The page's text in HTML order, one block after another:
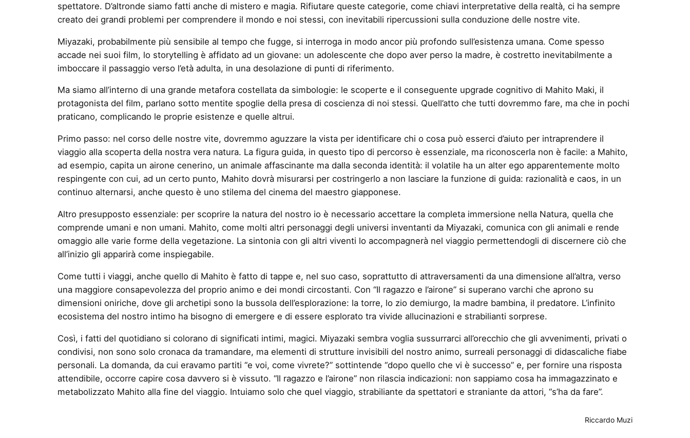
spettatore. D’altronde siamo fatti anche di mistero e magia. Rifiutare queste categorie, come chiavi interpretative della realtà, ci ha sempre
creato dei grandi problemi per comprendere il mondo e noi stessi, con inevitabili ripercussioni sulla conduzione delle nostre vite.
Miyazaki, probabilmente più sensibile al tempo che fugge, si interroga in modo ancor più profondo sull’esistenza umana. Come spesso
accade nei suoi film, lo storytelling è affidato ad un giovane: un adolescente che dopo aver perso la madre, è costretto inevitabilmente a
imboccare il passaggio verso l’età adulta, in una desolazione di punti di riferimento.
Ma siamo all’interno di una grande metafora costellata da simbologie: le scoperte e il conseguente upgrade cognitivo di Mahito Maki, il
protagonista del film, parlano sotto mentite spoglie della presa di coscienza di noi stessi. Quell’atto che tutti dovremmo fare, ma che in pochi
praticano, complicando le proprie esistenze e quelle altrui.
Primo passo: nel corso delle nostre vite, dovremmo aguzzare la vista per identificare chi o cosa può esserci d’aiuto per intraprendere il
viaggio alla scoperta della nostra vera natura. La figura guida, in questo tipo di percorso è essenziale, ma riconoscerla non è facile: a Mahito,
ad esempio, capita un airone cenerino, un animale affascinante ma dalla seconda identità: il volatile ha un alter ego apparentemente molto
respingente con cui, ad un certo punto, Mahito dovrà misurarsi per costringerlo a non lasciare la funzione di guida: razionalità e caos, in un
continuo alternarsi, anche questo è uno stilema del cinema del maestro giapponese.
Altro presupposto essenziale: per scoprire la natura del nostro io è necessario accettare la completa immersione nella Natura, quella che
comprende umani e non umani. Mahito, come molti altri personaggi degli universi inventanti da Miyazaki, comunica con gli animali e rende
omaggio alle varie forme della vegetazione. La sintonia con gli altri viventi lo accompagnerà nel viaggio permettendogli di discernere ciò che
all’inizio gli apparirà come inspiegabile.
Come tutti i viaggi, anche quello di Mahito è fatto di tappe e, nel suo caso, soprattutto di attraversamenti da una dimensione all’altra, verso
una maggiore consapevolezza del proprio animo e dei mondi circostanti. Con “Il ragazzo e l’airone” si superano varchi che aprono su
dimensioni oniriche, dove gli archetipi sono la bussola dell’esplorazione: la torre, lo zio demiurgo, la madre bambina, il predatore. L’infinito
ecosistema del nostro intimo ha bisogno di emergere e di essere esplorato tra vivide allucinazioni e strabilianti sorprese.
Così, i fatti del quotidiano si colorano di significati intimi, magici. Miyazaki sembra voglia sussurrarci all’orecchio che gli avvenimenti, privati o
condivisi, non sono solo cronaca da tramandare, ma elementi di strutture invisibili del nostro animo, surreali personaggi di didascaliche fiabe
personali. La domanda, da cui eravamo partiti “e voi, come vivrete?” sottintende “dopo quello che vi è successo” e, per fornire una risposta
attendibile, occorre capire cosa davvero si è vissuto. “Il ragazzo e l’airone” non rilascia indicazioni: non sappiamo cosa ha immagazzinato e
metabolizzato Mahito alla fine del viaggio. Intuiamo solo che quel viaggio, strabiliante da spettatori e straniante da attori, “s’ha da fare”.
Riccardo Muzi